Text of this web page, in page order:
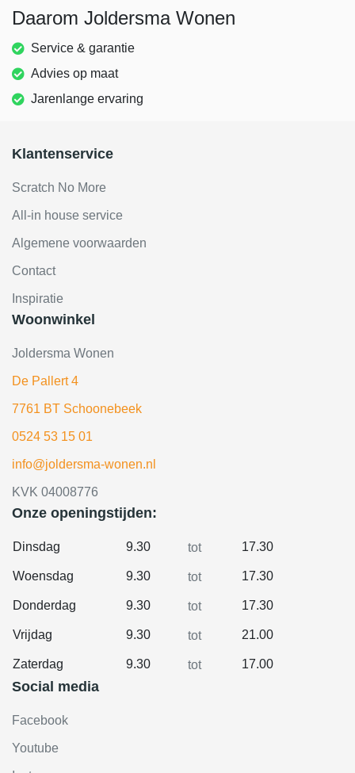
Daarom Joldersma Wonen
Service & garantie
Advies op maat
Jarenlange ervaring
Klantenservice
Scratch No More
All-in house service
Algemene voorwaarden
Contact
Inspiratie
Woonwinkel
Joldersma Wonen
De Pallert 4
7761 BT Schoonebeek
0524 53 15 01
info@joldersma-wonen.nl
KVK 04008776
Onze openingstijden:
Dinsdag 9.30 tot 17.30
Woensdag 9.30 tot 17.30
Donderdag 9.30 tot 17.30
Vrijdag 9.30 tot 21.00
Zaterdag 9.30 tot 17.00
Social media
Facebook
Youtube